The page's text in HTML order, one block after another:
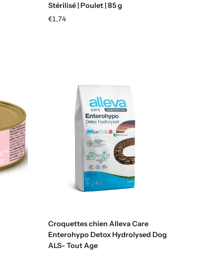
Stérilisé | Poulet | 85 g
€1,74
Croquettes chien Alleva Care
Enterohypo Detox Hydrolysed Dog
ALS- Tout Age